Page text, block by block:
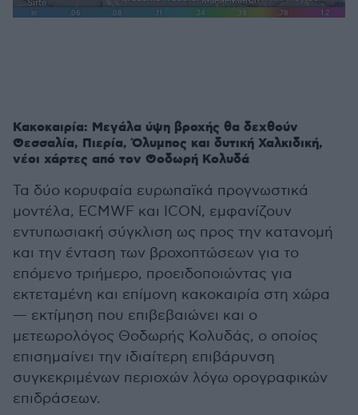
Κακοκαιρία: Μεγάλα ύψη βροχής θα δεχθούν
Θεσσαλία, Πιερία, Όλυμπος και δυτική Χαλκιδική,
νέοι χάρτες από τον Θοδωρή Κολυδά
Τα δύο κορυφαία ευρωπαϊκά προγνωστικά
μοντέλα, ECMWF και ICON, εμφανίζουν
εντυπωσιακή σύγκλιση ως προς την κατανομή
και την ένταση των βροχοπτώσεων για το
επόμενο τριήμερο, προειδοποιώντας για
εκτεταμένη και επίμονη κακοκαιρία στη χώρα
— εκτίμηση που επιβεβαιώνει και ο
μετεωρολόγος Θοδωρής Κολυδάς, ο οποίος
επισημαίνει την ιδιαίτερη επιβάρυνση
συγκεκριμένων περιοχών λόγω ορογραφικών
επιδράσεων.